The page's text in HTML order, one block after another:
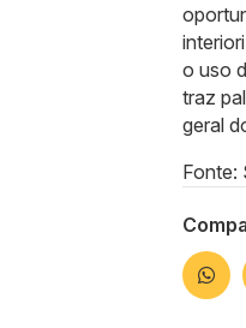
o uso
traz
geral
Fonte: